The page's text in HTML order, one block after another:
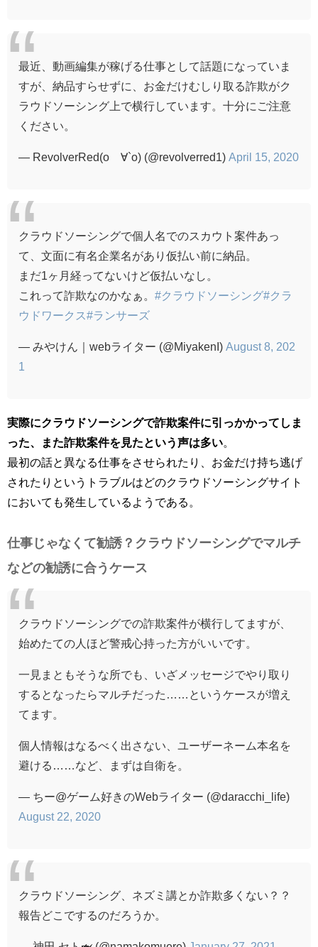
最近、動画編集が稼げる仕事として話題になっていま
すが、納品すらせずに、お金だけむしり取る詐欺がク
ラウドソーシング上で横行しています。十分にご注意
ください。
— RevolverRed(о´∀`о) (@revolverred1) April 15, 2020
クラウドソーシングで個人名でのスカウト案件あっ
て、文面に有名企業名があり仮払い前に納品。
まだ1ヶ月経ってないけど仮払いなし。
これって詐欺なのかなぁ。 #クラウドソーシング#クラ
ウドワークス #ランサーズ
— みやけん｜webライター (@MiyakenI) August 8, 202
1
実際にクラウドソーシングで詐欺案件に引っかかってしま
った、また詐欺案件を見たという声は多い。
最初の話と異なる仕事をさせられたり、お金だけ持ち逃げ
されたりというトラブルはどのクラウドソーシングサイト
においても発生しているようである。
仕事じゃなくて勧誘？クラウドソーシングでマルチ
などの勧誘に合うケース
クラウドソーシングでの詐欺案件が横行してますが、
始めたての人ほど警戒心持った方がいいです。
一見まともそうな所でも、いざメッセージでやり取り
するとなったらマルチだった……というケースが増え
てます。
個人情報はなるべく出さない、ユーザーネーム本名を
避ける……など、まずは自衛を。
— ちー@ゲーム好きのWebライター (@daracchi_life)
August 22, 2020
クラウドソーシング、ネズミ講とか詐欺多くない？？
報告どこでするのだろうか。